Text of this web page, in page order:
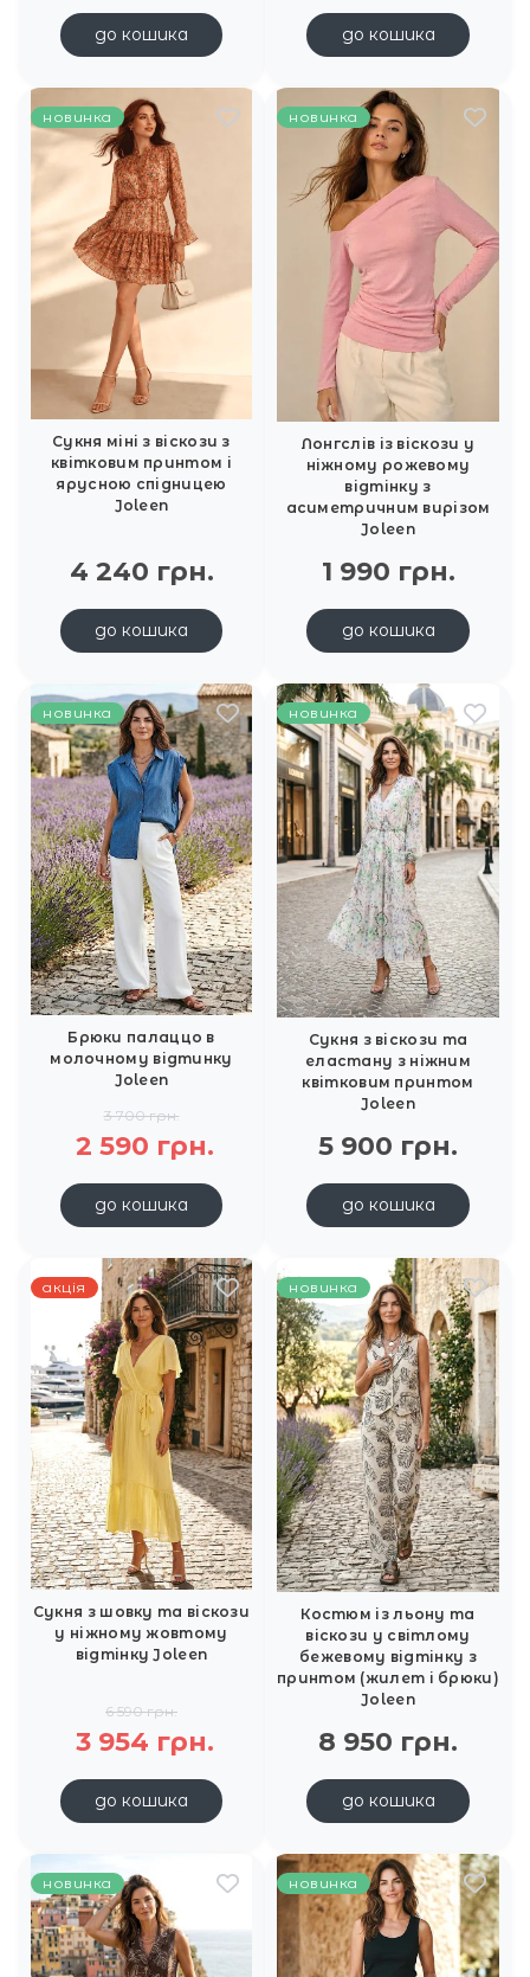
до кошика до кошика
новинка
Сукня міні з віскози з
квітковим принтом і
ярусною спідницею
Joleen
4 240 грн.
до кошика
новинка
Лонгслів із віскози у
ніжному рожевому
відтінку з
асиметричним вирізом
Joleen
1 990 грн.
до кошика
новинка
Брюки палаццо в
молочному відтинку
Joleen
3 700 грн.
2 590 грн.
до кошика
новинка
Сукня з віскози та
еластану з ніжним
квітковим принтом
Joleen
5 900 грн.
до кошика
акція
Сукня з шовку та віскози
у ніжному жовтому
відтінку Joleen
6 590 грн.
3 954 грн.
до кошика
новинка
Костюм із льону та
віскози у світлому
бежевому відтінку з
принтом (жилет і брюки)
Joleen
8 950 грн.
до кошика
новинка новинка